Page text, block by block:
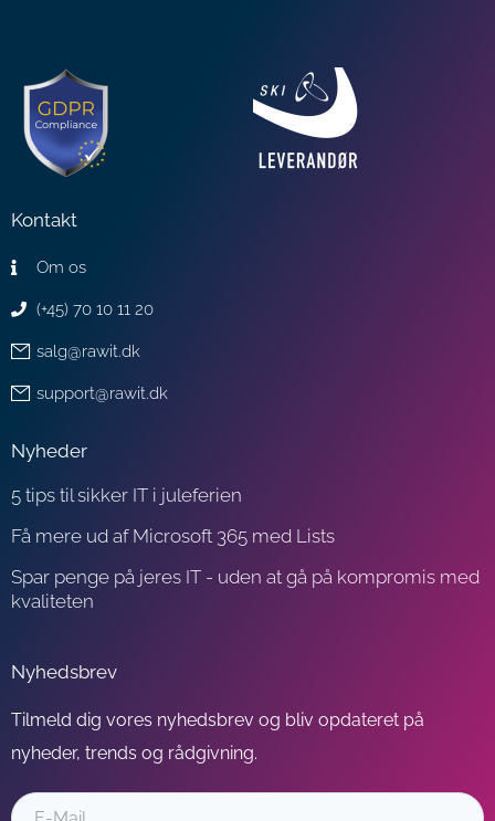
Kontakt
Om os
(+45) 70 10 11 20
salg@rawit.dk
support@rawit.dk
Nyheder
5 tips til sikker IT i juleferien
Få mere ud af Microsoft 365 med Lists
Spar penge på jeres IT - uden at gå på kompromis med
kvaliteten
Nyhedsbrev
Tilmeld dig vores nyhedsbrev og bliv opdateret på
nyheder, trends og rådgivning.